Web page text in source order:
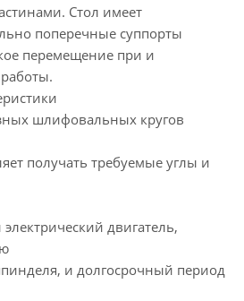
Стол имеет
поперечные суппорты
перемещение при и
шлифовальных кругов
получать требуемые углы и
двигатель,
и долгосрочный период